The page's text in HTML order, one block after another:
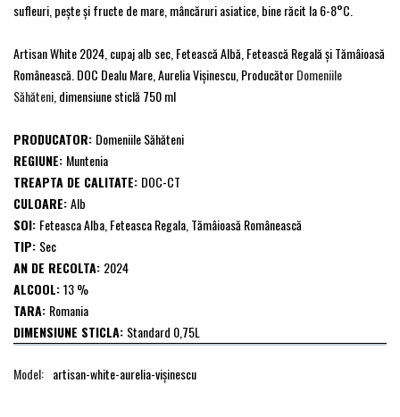
sufleuri, peşte şi fructe de mare, mâncăruri asiatice, bine răcit la 6-8°C.
Artisan White 2024, cupaj alb sec, Fetească Albă, Fetească Regală şi Tămâioasă
Românească. DOC Dealu Mare, Aurelia Vişinescu, ProducătorDomeniile
Săhăteni , dimensiune sticlă 750 ml
PRODUCATOR: Domeniile Săhăteni
REGIUNE: Muntenia
TREAPTA DE CALITATE: DOC-CT
CULOARE:Alb
SOI: Feteasca Alba, Feteasca Regala, Tămâioasă Românească
TIP: Sec
AN DE RECOLTA: 2024
ALCOOL:13 %
TARA: Romania
DIMENSIUNE STICLA: Standard 0,75L
Model: artisan-white-aurelia-vişinescu